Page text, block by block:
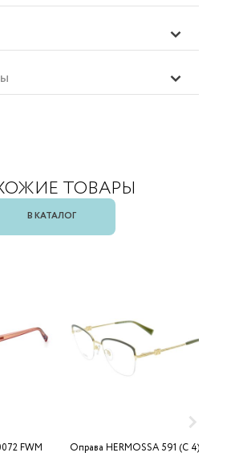
ТОВАРЫ
В КАТАЛОГ
FWM Оправа HERMOSSA 591 (C 4)